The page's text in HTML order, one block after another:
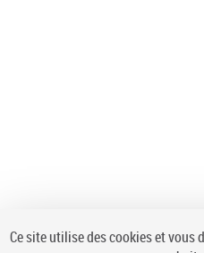
Ce site utilise des cookies et vous